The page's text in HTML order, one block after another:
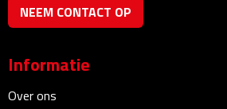
Magneten
Muismatten
Pennen etui's
NEEM CONTACT OP
Informatie
Over ons